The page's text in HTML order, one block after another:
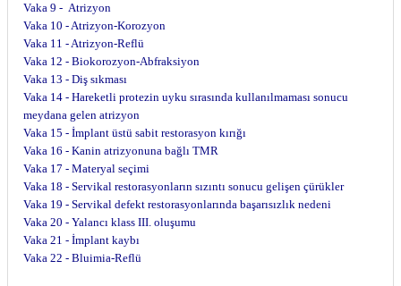
Vaka 9 - Atrizyon
Vaka 10 - Atrizyon-Korozyon
Vaka 11 - Atrizyon-Reflü
Vaka 12 - Biokorozyon-Abfraksiyon
Vaka 13 - Diş sıkması
Vaka 14 - Hareketli protezin uyku sırasında kullanılmaması sonucu
meydana gelen atrizyon
Vaka 15 - İmplant üstü sabit restorasyon kırığı
Vaka 16 - Kanin atrizyonuna bağlı TMR
Vaka 17 - Materyal seçimi
Vaka 18 - Servikal restorasyonların sızıntı sonucu gelişen çürükler
Vaka 19 - Servikal defekt restorasyonlarında başarısızlık nedeni
Vaka 20 - Yalancı klass III. oluşumu
Vaka 21 - İmplant kaybı
Vaka 22 - Bluimia-Reflü